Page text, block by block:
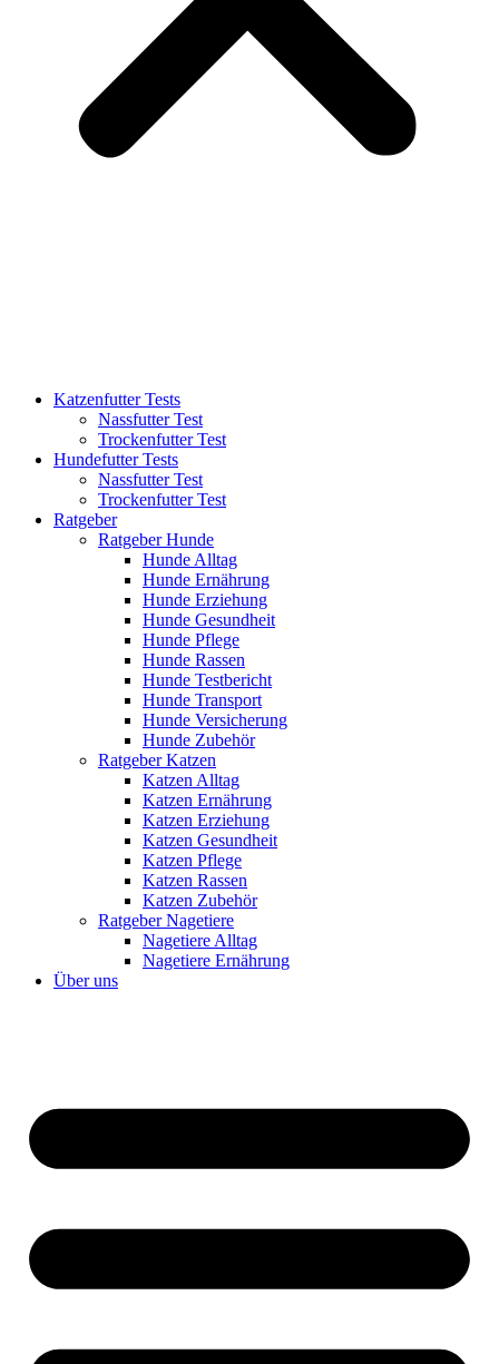
Katzenfutter Tests
Nassfutter Test
Trockenfutter Test
Hundefutter Tests
Nassfutter Test
Trockenfutter Test
Ratgeber
Ratgeber Hunde
Hunde Alltag
Hunde Ernährung
Hunde Erziehung
Hunde Gesundheit
Hunde Pflege
Hunde Rassen
Hunde Testbericht
Hunde Transport
Hunde Versicherung
Hunde Zubehör
Ratgeber Katzen
Katzen Alltag
Katzen Ernährung
Katzen Erziehung
Katzen Gesundheit
Katzen Pflege
Katzen Rassen
Katzen Zubehör
Ratgeber Nagetiere
Nagetiere Alltag
Nagetiere Ernährung
Über uns